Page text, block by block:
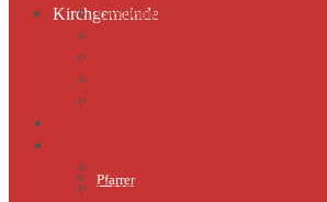
Kirchgemeinde
Pfarrer
Gemeindekirchenrat & Mitarbeiter
Geschichte St.Marien